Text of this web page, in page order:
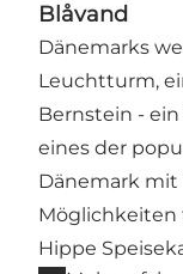
Blåvand
Dänemarks
Leuchtturm,
Bernstein -
eines der
Dänemark mit
Möglichkeiten
Hippe